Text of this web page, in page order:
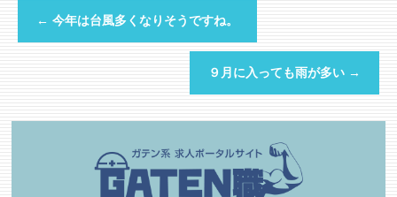
← 今年は台風多くなりそうですね。
９月に入っても雨が多い →